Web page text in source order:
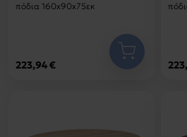
πόδια 160x90x75εκ
223,94 €